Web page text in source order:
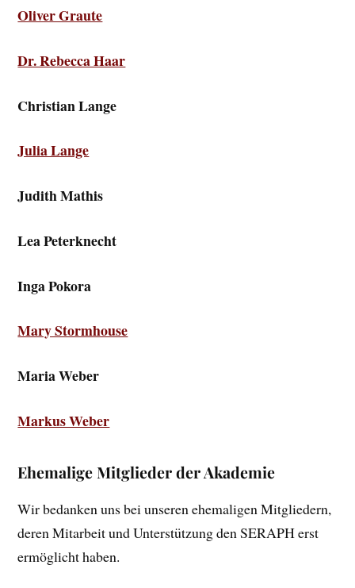
Oliver Graute
Dr. Rebecca Haar
Christian Lange
Julia Lange
Judith Mathis
Lea Peterknecht
Inga Pokora
Mary Stormhouse
Maria Weber
Markus Weber
Ehemalige Mitglieder der Akademie
Wir bedanken uns bei unseren ehemaligen Mitgliedern,
deren Mitarbeit und Unterstützung den SERAPH erst
ermöglicht haben.